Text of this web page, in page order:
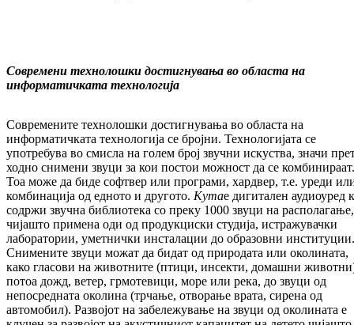
Современи технолошки достигнувања во областа на
информатичката технологија
Современите технолошки достигнувања во областа на
информатичката технологија се број­ни. Технологијата се
употребува во смис­ла на голем број звучни искуства, значи
ходно снимени звуци за кои постои мож­ност да се комбинираат.
Тоа може да би­де софтвер или програми, хардвер, т.е. уреди
комбинација од едното и другото. Kymaе дигитален аудиоуред
содржи звучна биб­лиотека со преку 1000 звуци на рас­по­ла­га­ње,
чијашто примена оди од продукциски сту­дија, истражувачки
лаборатории, умет­нич­ки инсталации до образовни институции.
Сни­мените звуци можат да бидат од при­ро­да­та или околината,
како гласови на жи­вот­ни­те (птици, инсекти, домашни
по­­тоа дожд, ветер, грмотевици, море или ре­ка, до звуци од
непосредната околина (трча­ње, отворање врата, сирена од
автомобил). Раз­војот на забележување на звуци од око­ли­на­та е